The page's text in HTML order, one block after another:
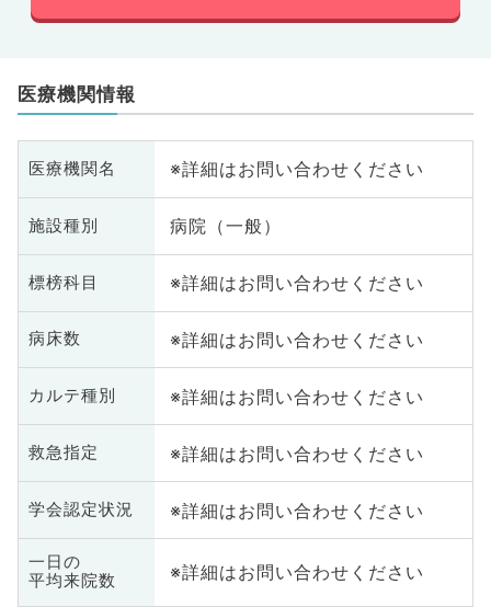
医療機関情報
医療機関名 ※詳細はお問い合わせください
施設種別 病院（一般）
標榜科目 ※詳細はお問い合わせください
病床数 ※詳細はお問い合わせください
カルテ種別 ※詳細はお問い合わせください
救急指定 ※詳細はお問い合わせください
学会認定状況 ※詳細はお問い合わせください
一日の
平均来院数
※詳細はお問い合わせください